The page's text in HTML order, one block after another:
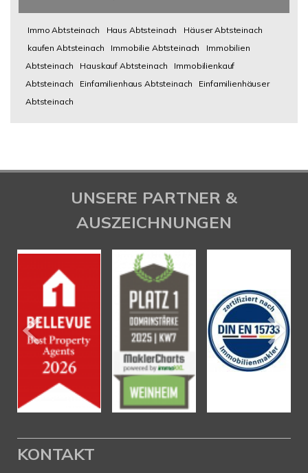
Immo Abtsteinach Haus Abtsteinach
Häuser Abtsteinach
kaufen Abtsteinach
Immobilie Abtsteinach
Immobilien
Abtsteinach
Hauskauf Abtsteinach
Immobilienkauf
Abtsteinach
Einfamilienhaus Abtsteinach
Einfamilienhäuser
Abtsteinach
UNSERE PARTNER &
AUSZEICHNUNGEN
KONTAKT